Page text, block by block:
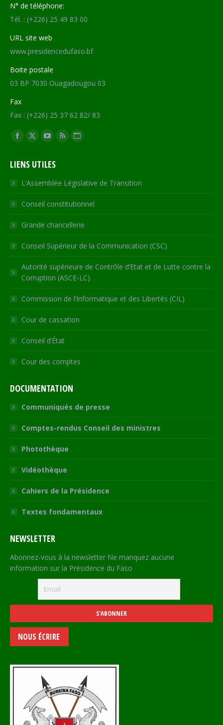
N° de téléphone:
Tél. : (+226) 25 49 83 00
URL site web
www.presidencedufaso.bf
Boite postale
03 BP 7030 Ouagadougou 03
Fax
Fax : (+226) 25 37 62 82/ 83
Trouvez nous sur :
Facebook
opens
in
new
window
X
opens
in
new
window
YouTube
opens
in
new
window
RSS
in
new
window
Site
opens
in
new
LIENS UTILES
L’Assemblée Législative de Transition
Conseil constitutionnel
Grande chancellerie
Conseil Supérieur de la Communication (CSC)
Autorité supérieure de Contrôle d’Etat et de Lutte contre la
Corruption (ASCE-LC)
Commission de l’Informatique et des Libertés (CIL)
Cour de cassation
Conseil d’État
Cour des comptes
DOCUMENTATION
Communiqués de presse
Comptes-rendus Conseil des ministres
Photothèque
Vidéothèque
Cahiers de la Présidence
Textes fondamentaux
NEWSLETTER
Abonnez-vous à la newsletter Ne manquez aucune
information sur la Présidence du Faso
NOUS ÉCRIRE